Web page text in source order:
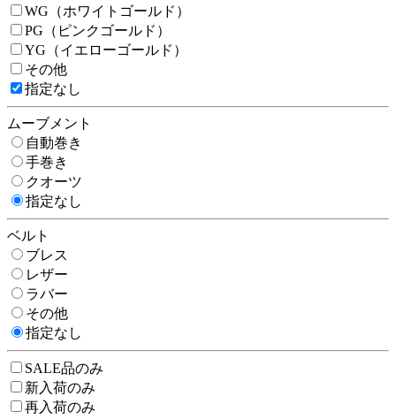
WG（ホワイトゴールド）
PG（ピンクゴールド）
YG（イエローゴールド）
その他
指定なし
ムーブメント
自動巻き
手巻き
クオーツ
指定なし
ベルト
ブレス
レザー
ラバー
その他
指定なし
SALE品のみ
新入荷のみ
再入荷のみ